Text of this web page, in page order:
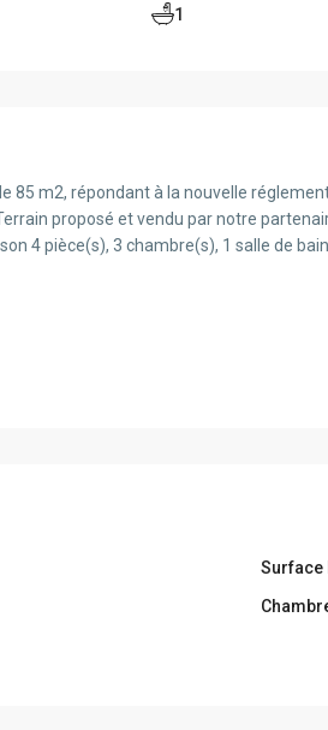
1
85 m2, répondant à la nouvelle
proposé et vendu par notre
4 pièce(s), 3 chambre(s), 1 salle de
Surface